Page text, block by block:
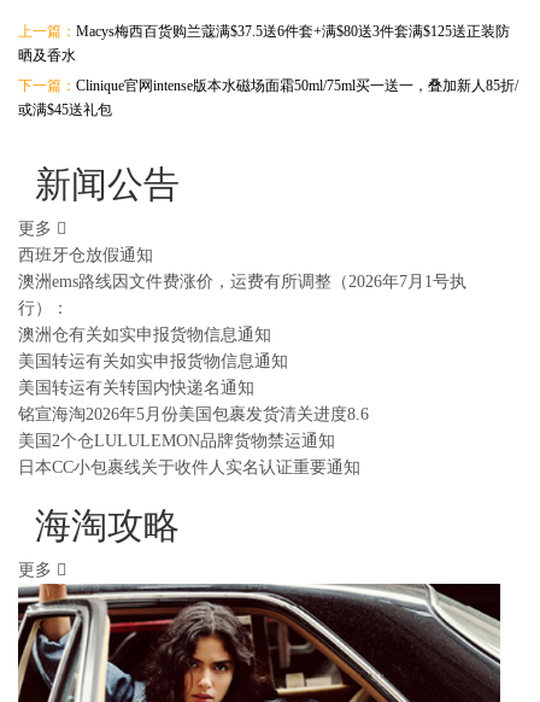
上一篇： Macys梅西百货购兰蔻满$37.5送6件套+满$80送3件套满$125送正装防
晒及香水
下一篇： Clinique官网intense版本水磁场面霜50ml/75ml买一送一，叠加新人85折/
或满$45送礼包
新闻公告
更多
西班牙仓放假通知
澳洲ems路线因文件费涨价，运费有所调整（2026年7月1号执
行）：
澳洲仓有关如实申报货物信息通知
美国转运有关如实申报货物信息通知
美国转运有关转国内快递名通知
铭宣海淘2026年5月份美国包裹发货清关进度8.6
美国2个仓LULULEMON品牌货物禁运通知
日本CC小包裹线关于收件人实名认证重要通知
海淘攻略
更多